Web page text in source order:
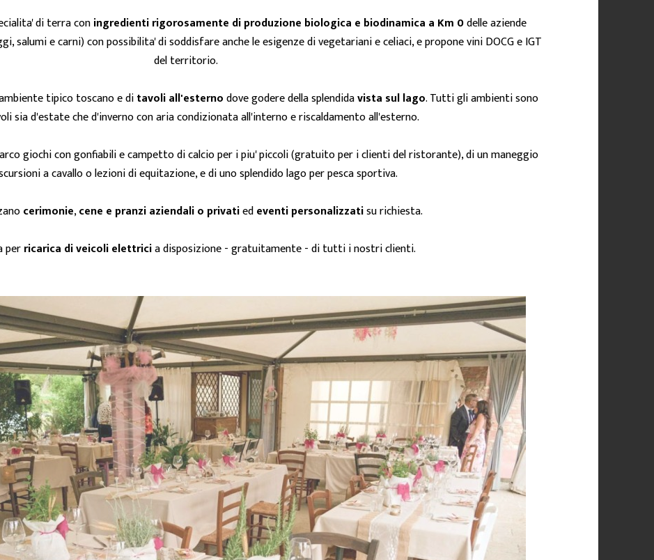
di terra coningredienti rigorosamente di produzione biologica e biodinamica a Km 0delle aziende
salumi e carni) con possibilita' di soddisfare anche le esigenze di vegetariani e celiaci, e propone vini DOCG e IGT
del territorio.
tipico toscano e ditavoli all'esternodove godere della splendidavista sul lago. Tutti gli ambienti sono
sia d'estate che d'inverno con aria condizionata all'interno e riscaldamento all'esterno.
giochi con gonfiabili e campetto di calcio per i piu' piccoli (gratuito per i clienti del ristorante), di un maneggio
a cavallo o lezioni di equitazione, e di uno splendido lago per pesca sportiva.
cerimonie,cene e pranzi aziendali o privatiedeventi personalizzatisu richiesta.
perricarica di veicoli elettricia disposizione - gratuitamente - di tutti i nostri clienti.